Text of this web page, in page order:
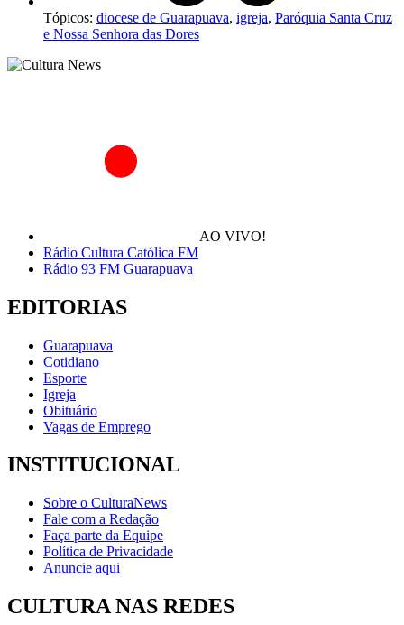
Tópicos: diocese de Guarapuava, igreja, Paróquia Santa Cruz
e Nossa Senhora das Dores
AO VIVO!
Rádio Cultura Católica FM
Rádio 93 FM Guarapuava
EDITORIAS
Guarapuava
Cotidiano
Esporte
Igreja
Obituário
Vagas de Emprego
INSTITUCIONAL
Sobre o CulturaNews
Fale com a Redação
Faça parte da Equipe
Política de Privacidade
Anuncie aqui
CULTURA NAS REDES